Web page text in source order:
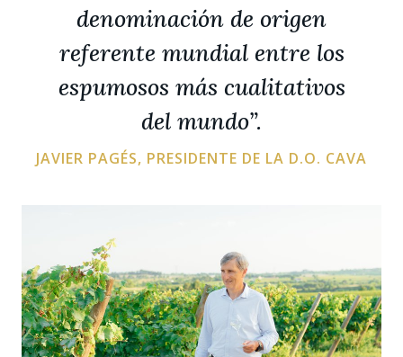
denominación de origen
referente mundial entre los
espumosos más cualitativos
del mundo”.
JAVIER PAGÉS, PRESIDENTE DE LA D.O. CAVA